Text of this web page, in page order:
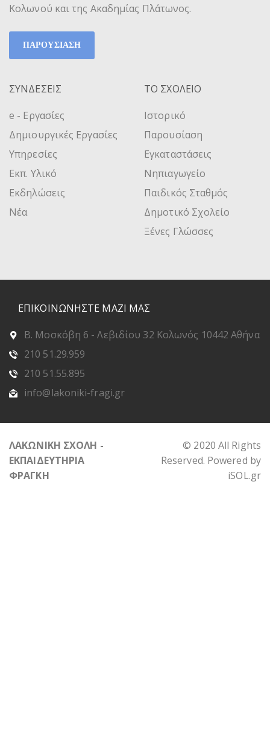
Κολωνού και της Ακαδημίας Πλάτωνος.
ΠΑΡΟΥΣΙΑΣΗ
ΣΥΝΔΕΣΕΙΣ
e - Εργασίες
Δημιουργικές Εργασίες
Υπηρεσίες
Εκπ. Υλικό
Εκδηλώσεις
Νέα
ΤΟ ΣΧΟΛΕΙΟ
Ιστορικό
Παρουσίαση
Εγκαταστάσεις
Νηπιαγωγείο
Παιδικός Σταθμός
Δημοτικό Σχολείο
Ξένες Γλώσσες
ΕΠΙΚΟΙΝΩΝΗΣΤΕ ΜΑΖΙ ΜΑΣ
Β. Μοσκόβη 6 - Λεβιδίου 32 Κολωνός 10442 Αθήνα
210 51.29.959
210 51.55.895
info@lakoniki-fragi.gr
ΛΑΚΩΝΙΚΗ ΣΧΟΛΗ -
ΕΚΠΑΙΔΕΥΤΗΡΙΑ
ΦΡΑΓΚΗ
© 2020 All Rights
Reserved. Powered by
iSOL.gr